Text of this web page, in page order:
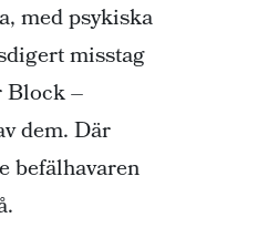
med psykiska
misstag
Block –
dem. Där
befälhavaren